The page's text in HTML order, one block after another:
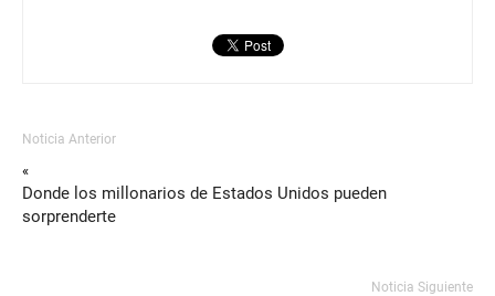
Noticia Anterior
«
Donde los millonarios de Estados Unidos pueden
sorprenderte
Noticia Siguiente